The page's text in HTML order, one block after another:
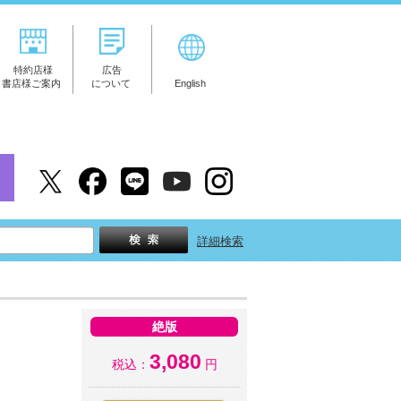
特約店様
書店様ご案内
広告
について
English
詳細検索
絶版
税込： 3,080 円